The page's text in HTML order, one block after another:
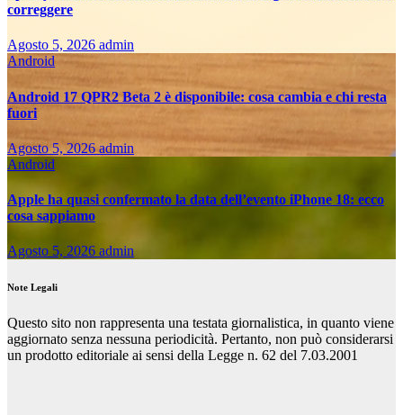
correggere
Agosto 5, 2026 admin
Android
Android 17 QPR2 Beta 2 è disponibile: cosa cambia e chi resta
fuori
Agosto 5, 2026 admin
Android
Apple ha quasi confermato la data dell’evento iPhone 18: ecco
cosa sappiamo
Agosto 5, 2026 admin
Note Legali
Questo sito non rappresenta una testata giornalistica, in quanto viene
aggiornato senza nessuna periodicità. Pertanto, non può considerarsi
un prodotto editoriale ai sensi della Legge n. 62 del 7.03.2001